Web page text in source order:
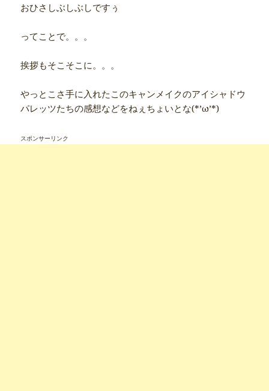
おひさしぶしぶしですぅ
ってことで。。。
挨拶もそこそこに。。。
やっとこさ手に入れたこのキャンメイクのアイシャドウ
パレッツたちの感想などをねぇちょいとな(*’ω’*)
スポンサーリンク